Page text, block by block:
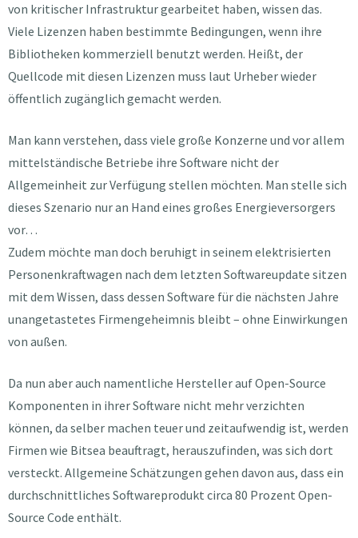
von kritischer Infrastruktur gearbeitet haben, wissen das.
Viele Lizenzen haben bestimmte Bedingungen, wenn ihre
Bibliotheken kommerziell benutzt werden. Heißt, der
Quellcode mit diesen Lizenzen muss laut Urheber wieder
öffentlich zugänglich gemacht werden.
Man kann verstehen, dass viele große Konzerne und vor allem
mittelständische Betriebe ihre Software nicht der
Allgemeinheit zur Verfügung stellen möchten. Man stelle sich
dieses Szenario nur an Hand eines großes Energieversorgers
vor…
Zudem möchte man doch beruhigt in seinem elektrisierten
Personenkraftwagen nach dem letzten Softwareupdate sitzen
mit dem Wissen, dass dessen Software für die nächsten Jahre
unangetastetes Firmengeheimnis bleibt – ohne Einwirkungen
von außen.
Da nun aber auch namentliche Hersteller auf Open-Source
Komponenten in ihrer Software nicht mehr verzichten
können, da selber machen teuer und zeitaufwendig ist, werden
Firmen wie Bitsea beauftragt, herauszufinden, was sich dort
versteckt. Allgemeine Schätzungen gehen davon aus, dass ein
durchschnittliches Softwareprodukt circa 80 Prozent Open-
Source Code enthält.